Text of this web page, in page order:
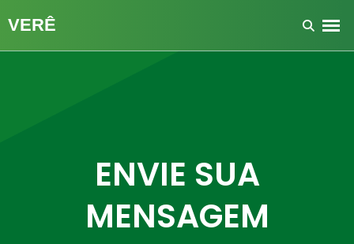
ENVIE SUA
MENSAGEM